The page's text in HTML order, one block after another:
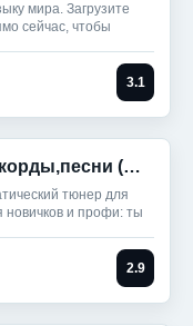
мира. Загрузите
сейчас, чтобы
3.1
GuitarTuna:Тюнер,аккорды,песни (Мод, Premium Unlocked)
тюнер для
новичков и профи: ты
2.9